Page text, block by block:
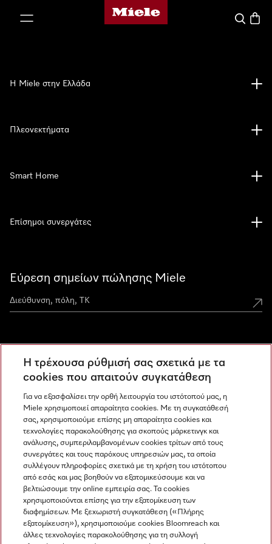
Αρχική σελίδα της Miele
Εύρεση σημείων πώλησης Miele
Ανακαλύψτε τα Miele Experience Center
Newsletter
Η Miele στην Ελλάδα
Πλεονεκτήματα
Smart Home
Επίσημοι συνεργάτες
Miele στο Instagram
Miele στο Facebook
Miele στο Youtube
Η τρέχουσα ρύθμισή σας σχετικά με τα
cookies που απαιτούν συγκατάθεση
Για να εξασφαλίσει την ορθή λειτουργία του ιστότοπού μας, η
Miele χρησιμοποιεί απαραίτητα cookies. Με τη συγκατάθεσή
σας, χρησιμοποιούμε επίσης μη απαραίτητα cookies και
τεχνολογίες παρακολούθησης για σκοπούς μάρκετινγκ και
ανάλυσης, συμπεριλαμβανομένων cookies τρίτων από τους
συνεργάτες και τους παρόχους υπηρεσιών μας, τα οποία
συλλέγουν πληροφορίες σχετικά με τη χρήση του ιστότοπου
από εσάς και μας βοηθούν να εξατομικεύσουμε και να
βελτιώσουμε την online εμπειρία σας. Τα cookies
χρησιμοποιούνται επίσης για την εξατομίκευση των
διαφημίσεων. Με ξεχωριστή συγκατάθεση («Πλήρης
εξατομίκευση»), χρησιμοποιούμε cookies Bloomreach και
άλλες τεχνολογίες παρακολούθησης για τη συλλογή